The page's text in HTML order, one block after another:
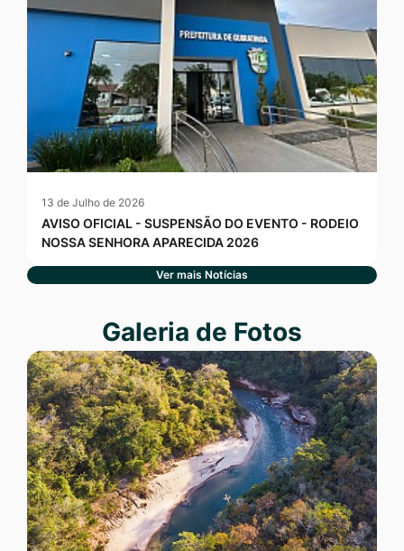
13 de Julho de 2026
AVISO OFICIAL - SUSPENSÃO DO EVENTO - RODEIO
NOSSA SENHORA APARECIDA 2026
Ver mais Notícias
Seção Galeria de Fotos
Galeria de Fotos